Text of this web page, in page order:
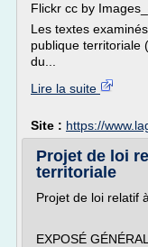
Flickr cc by
Les textes
publique territoriale
du...
Lire la suite
Site : https://
Projet de loi
territoriale
Projet de loi relatif
EXPOSÉ GÉNÉRAL